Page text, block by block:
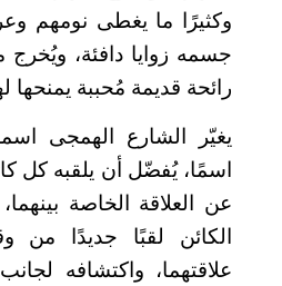
وكثيرًا ما يغطى نومهم
جسمه زوايا دافئة، ويُخرج
رائحة قديمة مُحببة يمنحها
يغيّر الشارع الهمجى
اسمًا، يُفضّل أن يلقبه كل
عن العلاقة الخاصة
الكائن لقبًا جديدًا
علاقتهما، واكتشافه